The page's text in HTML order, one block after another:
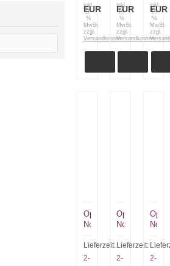
EUR
inkl.
19
%
MwSt.
zzgl.
Versandkosten
EUR
inkl.
19
%
MwSt.
zzgl.
Versandkosten
EUR
inkl.
19
%
MwSt.
zzgl.
Opinel
No
Kindermesser
Naturholz
Lieferzeit:
2-
Opinel
No
Kindermesser
orange
Lieferzeit:
2-
No
pink
2-